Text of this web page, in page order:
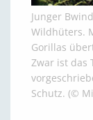
Junger
Wildhüters.
Gorillas
Zwar ist das
Schutz. (©